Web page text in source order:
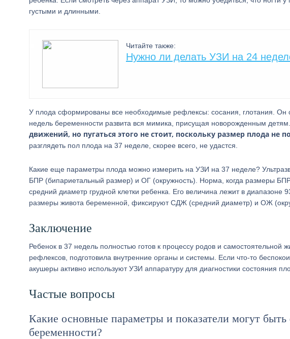
густыми и длинными.
Читайте также:
Нужно ли делать УЗИ на 24
У плода сформированы все необходимые рефлексы: сосания, глотания. Он
недель беременности развита вся мимика, присущая новорожденным детям.
движений, но пугаться этого не стоит, поскольку размер плода не
разглядеть пол плода на 37 неделе, скорее всего, не удастся.
Какие еще параметры плода можно измерить на УЗИ на 37 неделе?
БПР (бипариетальный размер) и ОГ (окружность). Норма, когда размеры
средний диаметр грудной клетки ребенка. Его величина лежит в
размеры живота беременной, фиксируют СДЖ (средний диаметр) и ОЖ
Заключение
Ребенок в 37 недель полностью готов к процессу родов и
рефлексов, подготовила внутренние органы и системы. Если что-то
акушеры активно используют УЗИ аппаратуру для диагностики состояния
Частые вопросы
Какие основные параметры и показатели могут
беременности?